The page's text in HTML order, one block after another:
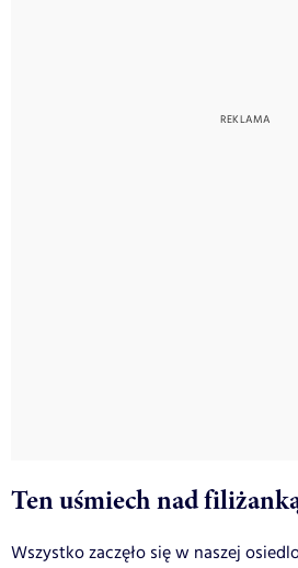
Ten uśmiech nad
Wszystko zaczęło się w naszej